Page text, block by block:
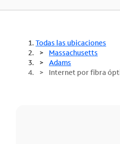
Todas las ubicaciones
Massachusetts
Adams
Internet por fibra